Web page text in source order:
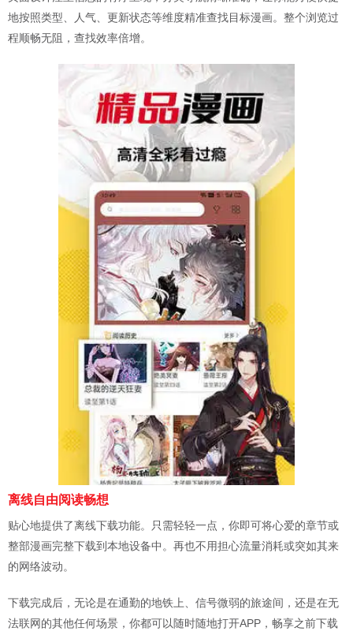
地按照类型、人气、更新状态等维度精准查找目标漫画。整个浏览过
程顺畅无阻，查找效率倍增。
离线自由阅读畅想
贴心地提供了离线下载功能。只需轻轻一点，你即可将心爱的章节或
整部漫画完整下载到本地设备中。再也不用担心流量消耗或突如其来
的网络波动。
下载完成后，无论是在通勤的地铁上、信号微弱的旅途间，还是在无
法联网的其他任何场景，你都可以随时随地打开APP，畅享之前下载